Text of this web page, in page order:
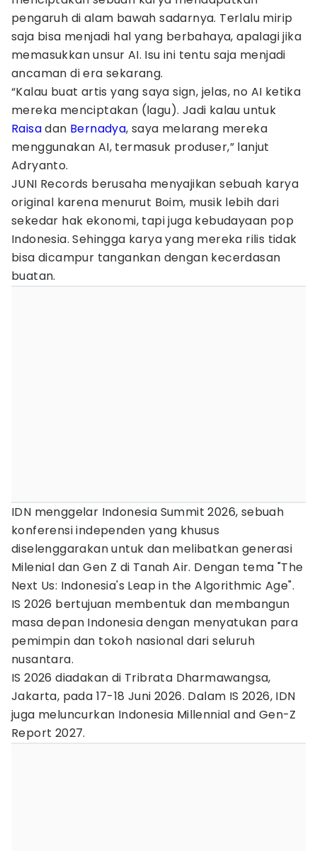
pengaruh di alam bawah sadarnya. Terlalu mirip
saja bisa menjadi hal yang berbahaya, apalagi jika
memasukkan unsur AI. Isu ini tentu saja menjadi
ancaman di era sekarang.
“Kalau buat artis yang saya sign, jelas, no AI ketika
mereka menciptakan (lagu). Jadi kalau untuk
Raisadan Bernadya, saya melarang mereka
menggunakan AI, termasuk produser,” lanjut
Adryanto.
JUNI Records berusaha menyajikan sebuah karya
original karena menurut Boim, musik lebih dari
sekedar hak ekonomi, tapi juga kebudayaan pop
Indonesia. Sehingga karya yang mereka rilis tidak
bisa dicampur tangankan dengan kecerdasan
buatan.
IDN menggelar Indonesia Summit 2026, sebuah
konferensi independen yang khusus
diselenggarakan untuk dan melibatkan generasi
Milenial dan Gen Z di Tanah Air. Dengan tema "The
Next Us: Indonesia's Leap in the Algorithmic Age".
IS 2026 bertujuan membentuk dan membangun
masa depan Indonesia dengan menyatukan para
pemimpin dan tokoh nasional dari seluruh
nusantara.
IS 2026 diadakan di Tribrata Dharmawangsa,
Jakarta, pada 17-18 Juni 2026. Dalam IS 2026, IDN
juga meluncurkan Indonesia Millennial and Gen-Z
Report 2027.